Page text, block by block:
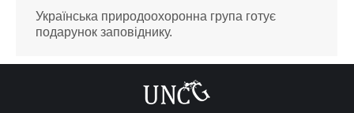
Українська природоохоронна група готує
подарунок заповіднику.